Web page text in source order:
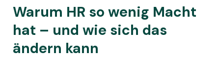
Warum HR so wenig Macht
hat – und wie sich das
ändern kann